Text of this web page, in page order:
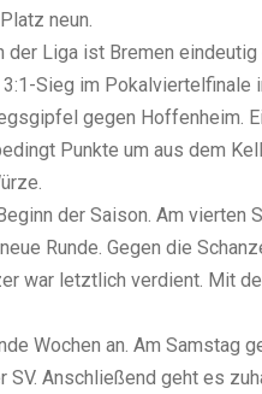
neun.
Liga ist Bremen eindeutig
Sieg im Pokalviertelfinale
gegen Hoffenheim.
Punkte um aus dem
der Saison. Am vierten
Runde. Gegen die
war letztlich verdient. Mit
Wochen an. Am Samstag
Anschließend geht es